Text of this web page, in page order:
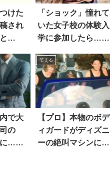
けた
され
と…
「ショック」憧れて
いた女子校の体験入
学に参加したら…え
で大
の
に…衝
笑える
【プロ】本物のボデ
ィガードがディズニ
ーの絶叫マシンに乗